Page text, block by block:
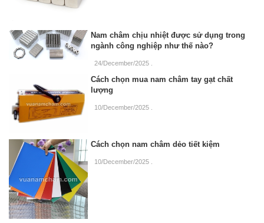
Nam châm chịu nhiệt được sử dụng trong
ngành công nghiệp như thế nào?
24/December/2025
Cách chọn mua nam châm tay gạt chất
lượng
10/December/2025
Cách chọn nam châm dẻo tiết kiệm
10/December/2025